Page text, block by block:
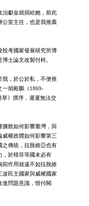
治獻金就捐給她，前此
公室主任，也是我推薦
投考國家發展研究所博
士論文改製付梓。
我，於公於私，不便推
一胡殿鵬（1869-
草》撰序，遲遲無法交
擴散如何影響臺灣，與
威權政體如何影響第三
之傳統，拉脫維亞也有
，於韓菲等國未必有
宛作用就遠不如拉脫維
波民主國家與威權國家
進問題意識，惜付闕